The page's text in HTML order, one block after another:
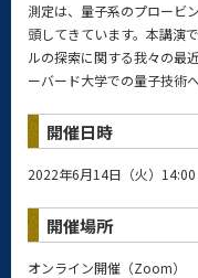
測定は、量子系のプロービ
頭してきています。本講演
ルの探索に関する我々の最
ーバード大学での量子技術
開催日時
2022年6月14日（火）
開催場所
オンライン開催（Zoom）